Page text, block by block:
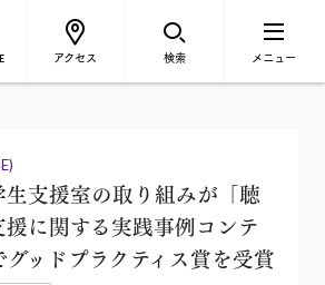
アクセス 検索 メニュー
生支援室の取り組みが「聴
に関する実践事例コンテ
ッドプラクティス賞を受賞